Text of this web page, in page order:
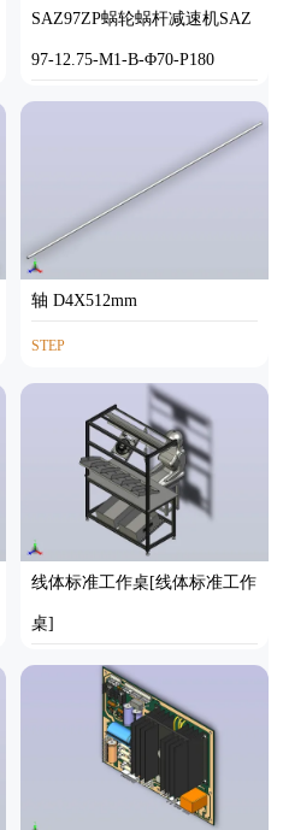
SAZ97ZP蜗轮蜗杆减速机SAZ
97-12.75-M1-B-Φ70-P180
SOLIDWORKS
轴 D4X512mm
STEP
线体标准工作桌[线体标准工作
桌]
STEP